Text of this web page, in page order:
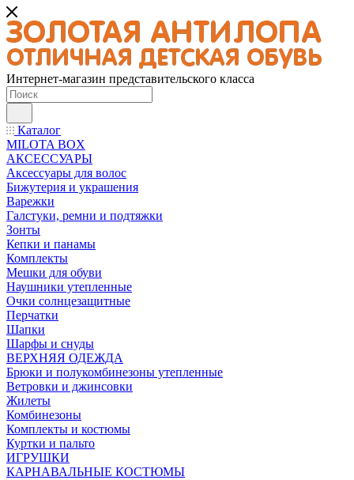
Интернет-магазин представительского класса
Каталог
MILOTA BOX
АКСЕССУАРЫ
Аксессуары для волос
Бижутерия и украшения
Варежки
Галстуки, ремни и подтяжки
Зонты
Кепки и панамы
Комплекты
Мешки для обуви
Наушники утепленные
Очки солнцезащитные
Перчатки
Шапки
Шарфы и снуды
ВЕРХНЯЯ ОДЕЖДА
Брюки и полукомбинезоны утепленные
Ветровки и джинсовки
Жилеты
Комбинезоны
Комплекты и костюмы
Куртки и пальто
ИГРУШКИ
КАРНАВАЛЬНЫЕ КОСТЮМЫ